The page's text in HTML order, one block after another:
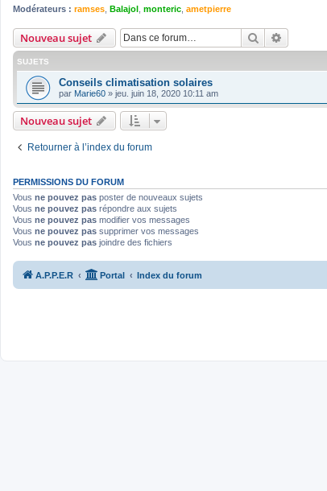
Modérateurs : ramses Balajol monteric ametpierre
Nouveau sujet Rechercher
SUJETS
Conseils climatisation solaires
par Marie60 » jeu. juin 18, 2020 10:11 am
Nouveau sujet
Retourner à l’index du forum
PERMISSIONS DU FORUM
Vous ne pouvez pas poster de nouveaux sujets
Vous ne pouvez pas répondre aux sujets
Vous ne pouvez pas modifier vos messages
Vous ne pouvez pas supprimer vos messages
Vous ne pouvez pas joindre des fichiers
A.P.P.E.R Portal Index du forum